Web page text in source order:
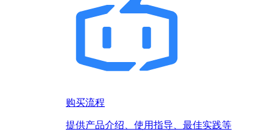
购买流程
提供产品介绍、使用指导、最佳实践等